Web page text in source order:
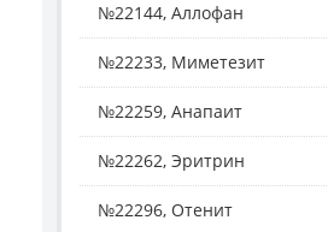
№22144, Аллофан
№22233, Миметезит
№22259, Анапаит
№22262, Эритрин
№22296, Отенит